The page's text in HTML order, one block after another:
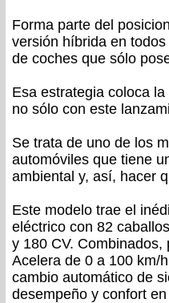
Forma parte del
versión híbrida en
de coches que sólo
Esa estrategia coloca
no sólo con este
Se trata de uno de los
automóviles que tiene
ambiental y, así, hacer
Este modelo trae el
eléctrico con 82
y 180 CV.
Acelera de 0 a 100 km/
cambio automático de
desempeño y confort